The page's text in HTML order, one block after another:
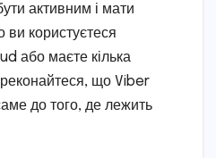
активним і мати
ви користуєтеся
або маєте кілька
що Viber
до того, де лежить